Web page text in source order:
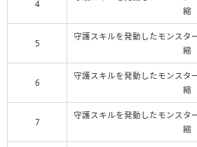
4
縮
5
守護スキルを発動したモンスタ
縮
6
守護スキルを発動したモンスタ
縮
7
守護スキルを発動したモンスタ
縮